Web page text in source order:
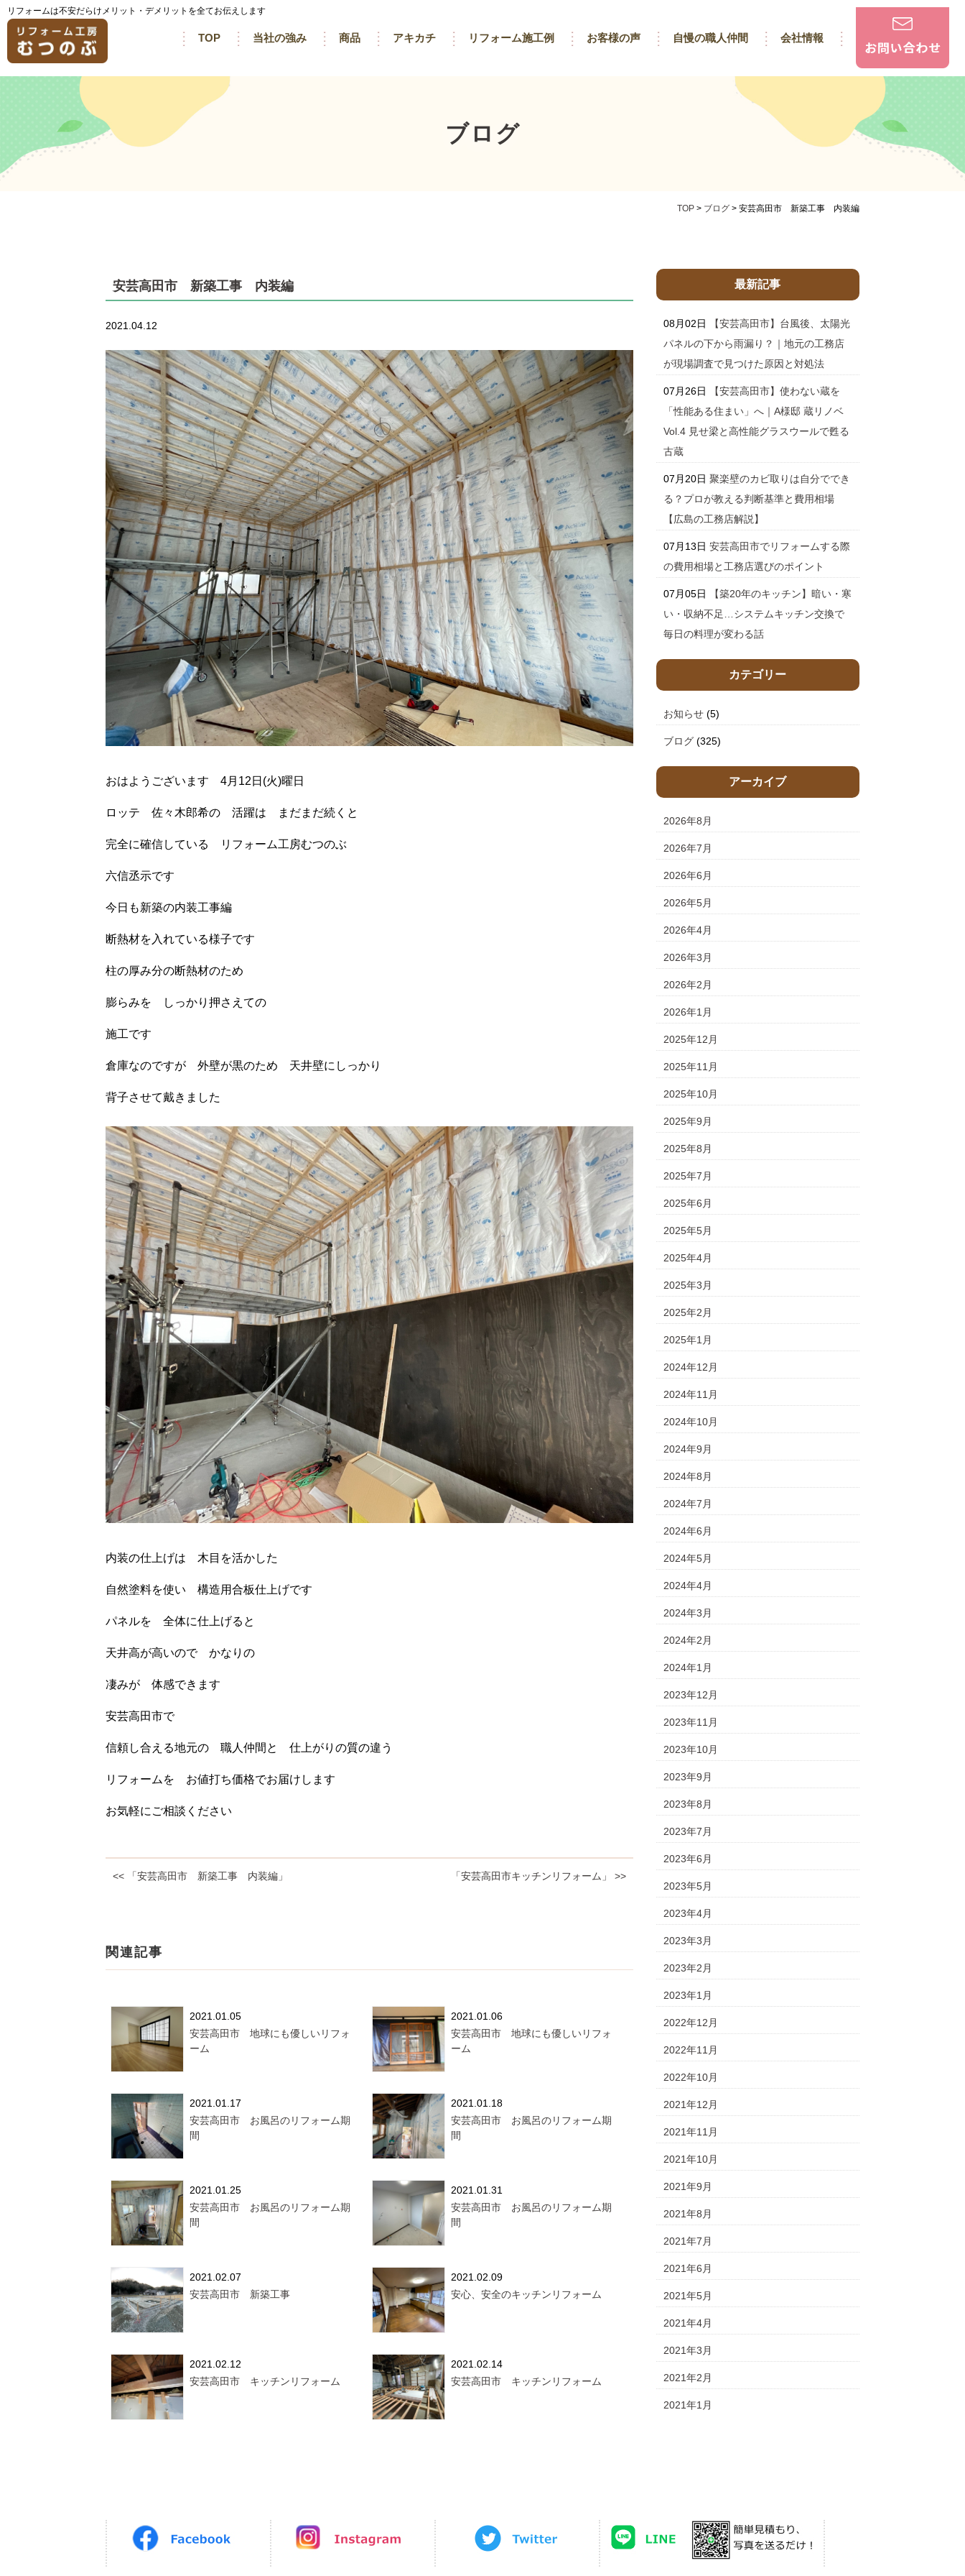
リフォームは不安だらけメリット・デメリットを全てお伝えします
TOP 当社の強み 商品 アキカチ リフォーム施工例 お客様の声 自慢の職人仲間 会社情報
ブログ
TOP > ブログ > 安芸高田市 新築工事 内装編
安芸高田市 新築工事 内装編
2021.04.12
おはようございます 4月12日(火)曜日
ロッテ 佐々木郎希の 活躍は まだまだ続くと
完全に確信している リフォーム工房むつのぶ
六信丞示です
今日も新築の内装工事編
断熱材を入れている様子です
柱の厚み分の断熱材のため
膨らみを しっかり押さえての
施工です
倉庫なのですが 外壁が黒のため 天井壁にしっかり
背子させて戴きました
内装の仕上げは 木目を活かした
自然塗料を使い 構造用合板仕上げです
パネルを 全体に仕上げると
天井高が高いので かなりの
凄みが 体感できます
安芸高田市で
信頼し合える地元の 職人仲間と 仕上がりの質の違う
リフォームを お値打ち価格でお届けします
お気軽にご相談ください
<< 「安芸高田市 新築工事 内装編」 「安芸高田市キッチンリフォーム」 >>
関連記事
2021.01.05
安芸高田市 地球にも優しいリフォ
ーム
2021.01.06
安芸高田市 地球にも優しいリフォ
ーム
2021.01.17
安芸高田市 お風呂のリフォーム期
間
2021.01.18
安芸高田市 お風呂のリフォーム期
間
2021.01.25
安芸高田市 お風呂のリフォーム期
間
2021.01.31
安芸高田市 お風呂のリフォーム期
間
2021.02.07
安芸高田市 新築工事
2021.02.09
安心、安全のキッチンリフォーム
2021.02.12
安芸高田市 キッチンリフォーム
2021.02.14
安芸高田市 キッチンリフォーム
最新記事
08月02日
【安芸高田市】台風後、太陽光
パネルの下から雨漏り？｜地元の工務店
が現場調査で見つけた原因と対処法
07月26日
【安芸高田市】使わない蔵を
「性能ある住まい」へ｜A様邸 蔵リノベ
Vol.4 見せ梁と高性能グラスウールで甦る
古蔵
07月20日 聚楽壁のカビ取りは自分ででき
る？プロが教える判断基準と費用相場
【広島の工務店解説】
07月13日 安芸高田市でリフォームする際
の費用相場と工務店選びのポイント
07月05日
【築20年のキッチン】暗い・寒
い・収納不足…システムキッチン交換で
毎日の料理が変わる話
カテゴリー
お知らせ(5)
ブログ(325)
アーカイブ
2026年8月
2026年7月
2026年6月
2026年5月
2026年4月
2026年3月
2026年2月
2026年1月
2025年12月
2025年11月
2025年10月
2025年9月
2025年8月
2025年7月
2025年6月
2025年5月
2025年4月
2025年3月
2025年2月
2025年1月
2024年12月
2024年11月
2024年10月
2024年9月
2024年8月
2024年7月
2024年6月
2024年5月
2024年4月
2024年3月
2024年2月
2024年1月
2023年12月
2023年11月
2023年10月
2023年9月
2023年8月
2023年7月
2023年6月
2023年5月
2023年4月
2023年3月
2023年2月
2023年1月
2022年12月
2022年11月
2022年10月
2021年12月
2021年11月
2021年10月
2021年9月
2021年8月
2021年7月
2021年6月
2021年5月
2021年4月
2021年3月
2021年2月
2021年1月